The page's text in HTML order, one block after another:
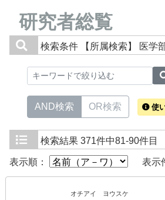
研究者総覧
検索条件 【所属検索】 医学
AND検索 OR検索 使
検索結果 371件中81-90件目
表示順： 表示
オチアイ ヨウスケ